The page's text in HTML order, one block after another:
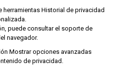
herramientas Historial de privacidad
puede consultar el soporte de
navegador.
Mostrar opciones avanzadas
de privacidad.